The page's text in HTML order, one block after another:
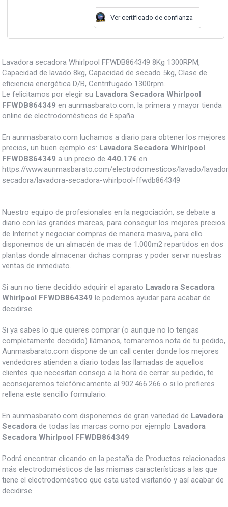
Ver certificado de confianza
Lavadora secadora Whirlpool FFWDB864349 8Kg 1300RPM,
Capacidad de lavado 8kg, Capacidad de secado 5kg, Clase de
eficiencia energética D/B, Centrifugado 1300rpm.
Le felicitamos por elegir su Lavadora Secadora Whirlpool
FFWDB864349 en aunmasbarato.com, la primera y mayor tienda
online de electrodomésticos de España.
En aunmasbarato.com luchamos a diario para obtener los mejores
precios, un buen ejemplo es: Lavadora Secadora Whirlpool
FFWDB864349 a un precio de 440.17€ en
https://www.aunmasbarato.com/electrodomesticos/lavado/
secadora/lavadora-secadora-whirlpool-ffwdb864349
.
Nuestro equipo de profesionales en la negociación, se debate a
diario con las grandes marcas, para conseguir los mejores precios
de Internet y negociar compras de manera masiva, para ello
disponemos de un almacén de mas de 1.000m2 repartidos en dos
plantas donde almacenar dichas compras y poder servir nuestras
ventas de inmediato.
Si aun no tiene decidido adquirir el aparato Lavadora Secadora
Whirlpool FFWDB864349 le podemos ayudar para acabar de
decidirse.
Si ya sabes lo que quieres comprar (o aunque no lo tengas
completamente decidido) llámanos, tomaremos nota de tu pedido,
Aunmasbarato.com dispone de un call center donde los mejores
vendedores atienden a diario todas las llamadas de aquellos
clientes que necesitan consejo a la hora de cerrar su pedido, te
aconsejaremos telefónicamente al 902.466.266 o si lo prefieres
rellena este sencillo formulario.
En aunmasbarato.com disponemos de gran variedad de Lavadora
Secadora de todas las marcas como por ejemplo Lavadora
Secadora Whirlpool FFWDB864349
Podrá encontrar clicando en la pestaña de Productos relacionados
más electrodomésticos de las mismas características a las que
tiene el electrodoméstico que esta usted visitando y así acabar de
decidirse.